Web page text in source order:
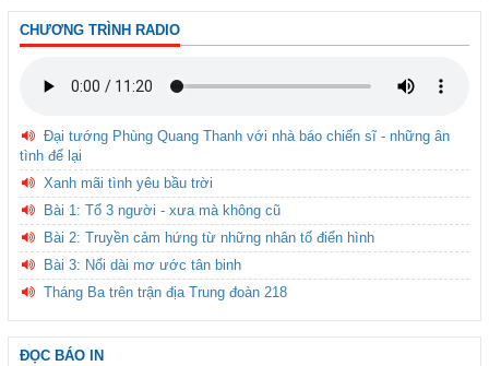
CHƯƠNG TRÌNH RADIO
Đại tướng Phùng Quang Thanh với nhà báo chiến sĩ - những ân
tình để lại
Xanh mãi tình yêu bầu trời
Bài 1: Tổ 3 người - xưa mà không cũ
Bài 2: Truyền cảm hứng từ những nhân tố điển hình
Bài 3: Nối dài mơ ước tân binh
Tháng Ba trên trận địa Trung đoàn 218
ĐỌC BÁO IN